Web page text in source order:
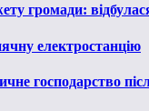
громади:
електростанцію
господарство